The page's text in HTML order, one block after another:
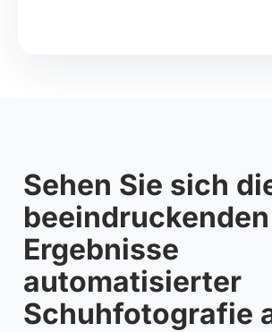
Sehen Sie sich
beeindruckenden
Ergebnisse
automatisierter
Schuhfotografie